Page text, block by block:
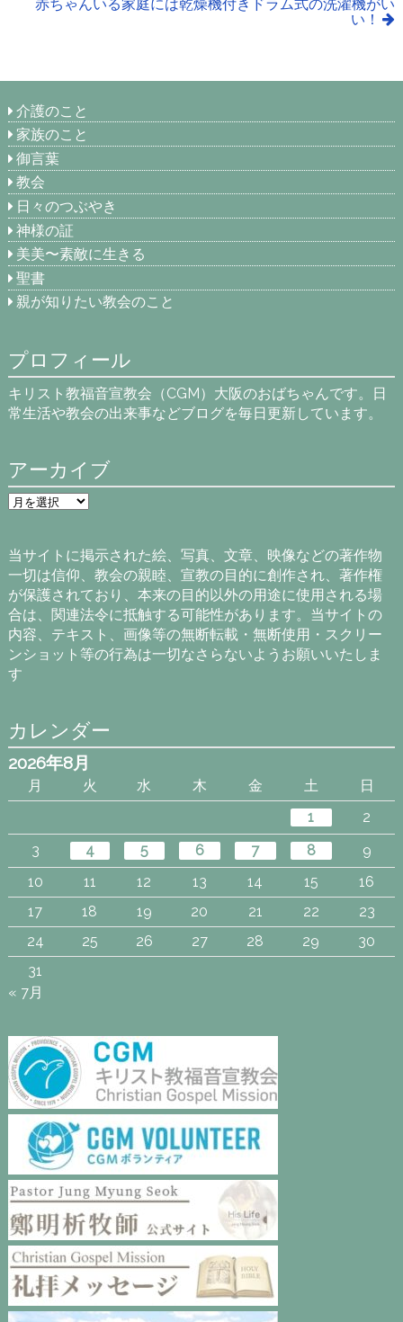
赤ちゃんいる家庭には乾燥機付きドラム式の洗濯機がい
い！
介護のこと
家族のこと
御言葉
教会
日々のつぶやき
神様の証
美美〜素敵に生きる
聖書
親が知りたい教会のこと
プロフィール
キリスト教福音宣教会（CGM）大阪のおばちゃんです。日
常生活や教会の出来事などブログを毎日更新しています。
アーカイブ
ア
ー
ブ
当サイトに掲示された絵、写真、文章、映像などの著作物
一切は信仰、教会の親睦、宣教の目的に創作され、著作権
が保護されており、本来の目的以外の用途に使用される場
合は、関連法令に抵触する可能性があります。当サイトの
内容、テキスト、画像等の無断転載・無断使用・スクリー
ンショット等の行為は一切なさらないようお願いいたしま
す
カレンダー
2026年8月
月 火 水 木 金 土
日
1
2
3
4 5 6 7 8
9
10
11 12 13 14 15
16
17
18 19 20 21 22
23
24
25 26 27 28 29
30
31
« 7月